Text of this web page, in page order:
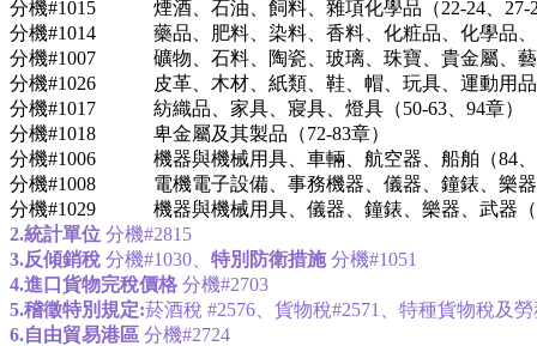
分機#1015
煙酒、石油、飼料、雜項化學品（22-24、27-
分機#1014
藥品、肥料、染料、香料、化粧品、化學品
分機#1007
礦物、石料、陶瓷、玻璃、珠寶、貴金屬、
分機#1026
皮革、木材、紙類、鞋、帽、玩具、運動用
分機#1017
紡織品、家具、寢具、燈具（50-63、94章）
分機#1018
卑金屬及其製品（72-83章）
分機#1006
機器與機械用具、車輛、航空器、船舶（84
分機#1008
電機電子設備、事務機器、儀器、鐘錶、樂
分機#1029
機器與機械用具、儀器、鐘錶、樂器、武器
2.統計單位 分機#2815
3.反傾銷稅 分機#1030、 特別防衛措施分機#1051
4.進口貨物完稅價格 分機#2703
5.稽徵特別規定:菸酒稅 #2576、貨物稅#2571、特種貨物稅及勞
6.自由貿易港區 分機#2724